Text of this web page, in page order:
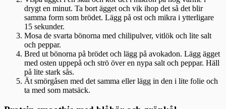
drygt en minut. Ta bort ägget och vik ihop det så det blir
samma form som brödet. Lägg på ost och mikra i ytterligare
15 sekunder.
Mosa de svarta bönorna med chilipulver, vitlök och lite salt
och peppar.
Bred ut bönorna på brödet och lägg på avokadon. Lägg ägget
med osten uppepå och strö över en nypa salt och peppar. Häll
på lite stark sås.
Ät smörgåsen med det samma eller lägg in den i lite folie och
ta med som matsäck.